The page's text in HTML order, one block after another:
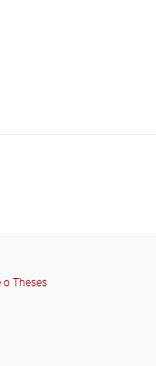
o Theses